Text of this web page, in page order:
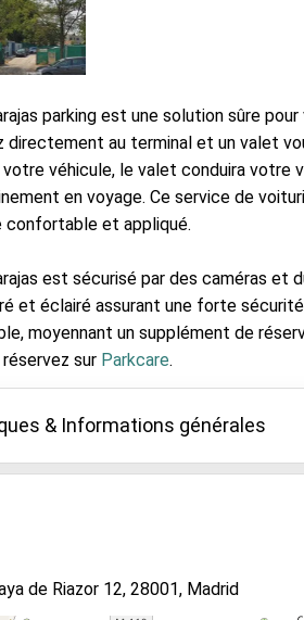
parking est une solution sûre pour
directement au terminal et un valet
véhicule, le valet conduira votre
en voyage. Ce service de
confortable et appliqué.
est sécurisé par des caméras et
et éclairé assurant une forte
moyennant un supplément de
sur Parkcare.
Caractéristiques & Informations générales
clés
de Riazor 12, 28001, Madrid